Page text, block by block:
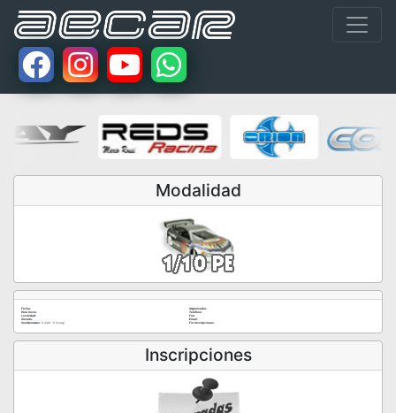
Modalidad
Fecha:
Organizador:
Hora Inicio:
Teléfono:
Localidad:
Fax:
Circuito:
Email:
Coordenadas:
0 (Lat) - 0 (Long) Fin Inscripciones:
Inscripciones